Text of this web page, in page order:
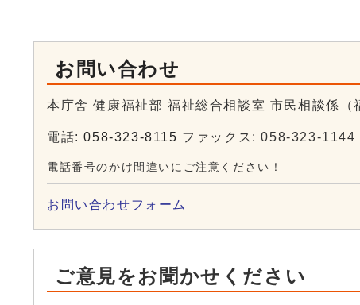
お問い合わせ
本庁舎 健康福祉部 福祉総合相談室 市民相談係（
電話:058-323-8115 ファックス: 058-323-1144
電話番号のかけ間違いにご注意ください！
お問い合わせフォーム
ご意見をお聞かせください